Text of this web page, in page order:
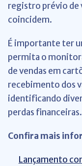
registro prévio de
coincidem.
É importante ter
permita o
de vendas em
recebimento dos
identificando
perdas financeiras.
Confira mais
Lançamento